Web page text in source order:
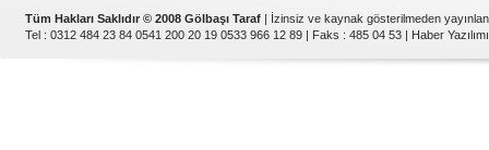
Tüm Hakları Saklıdır © 2008 Gölbaşı Taraf | İzinsiz ve kaynak gösterilmeden
Tel : 0312 484 23 84 0541 200 20 19 0533 966 12 89 | Faks : 485 04 53 | Haber Yazılımı